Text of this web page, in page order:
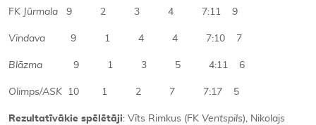
FK Jūrmala 9 2 3 4 7:11 9
Vindava 9 1 4 4 7:10 7
Blāzma 9 1 3 5 4:11 6
Olimps/ASK 10 1 2 7 7:17 5
Rezultatīvākie spēlētāji: Vīts Rimkus (FK Ventspils), Nikolajs